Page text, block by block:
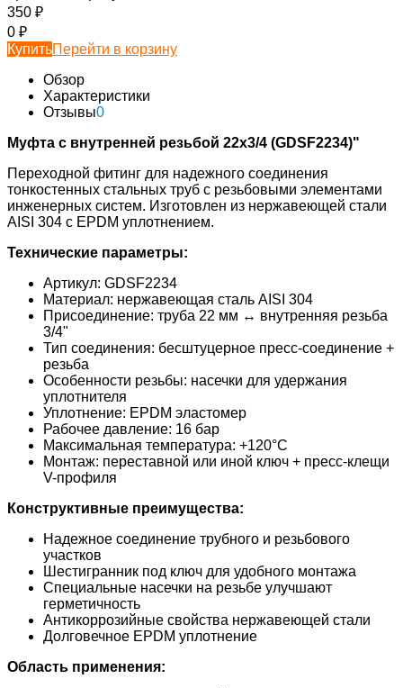
350 ₽
0 ₽
КупитьПерейти в корзину
Обзор
Характеристики
Отзывы0
Муфта с внутренней резьбой 22x3/4 (GDSF2234)"
Переходной фитинг для надежного соединения
тонкостенных стальных труб с резьбовыми элементами
инженерных систем. Изготовлен из нержавеющей стали
AISI 304 с EPDM уплотнением.
Технические параметры:
Артикул: GDSF2234
Материал: нержавеющая сталь AISI 304
Присоединение: труба 22 мм ↔ внутренняя резьба
3/4"
Тип соединения: бесштуцерное пресс-соединение +
резьба
Особенности резьбы: насечки для удержания
уплотнителя
Уплотнение: EPDM эластомер
Рабочее давление: 16 бар
Максимальная температура: +120°C
Монтаж: переставной или иной ключ + пресс-клещи
V-профиля
Конструктивные преимущества:
Надежное соединение трубного и резьбового
участков
Шестигранник под ключ для удобного монтажа
Специальные насечки на резьбе улучшают
герметичность
Антикоррозийные свойства нержавеющей стали
Долговечное EPDM уплотнение
Область применения: